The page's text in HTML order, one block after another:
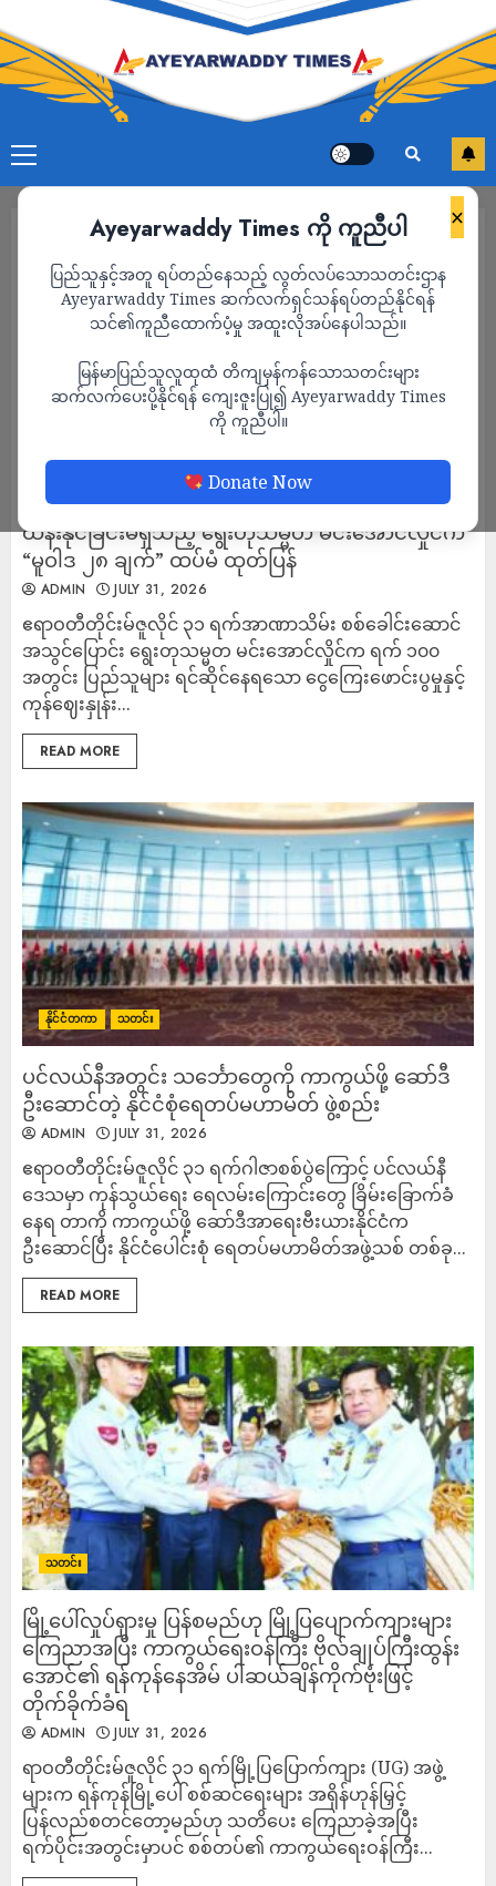
×
Ayeyarwaddy Times ကို ကူညီပါ
ပြည်သူနှင့်အတူ ရပ်တည်နေသည့် လွတ်လပ်သောသတင်းဌာန
Ayeyarwaddy Times ဆက်လက်ရှင်သန်ရပ်တည်နိုင်ရန်
သင်၏ကူညီထောက်ပံ့မှု အထူးလိုအပ်နေပါသည်။
မြန်မာပြည်သူလူထုထံ တိကျမှန်ကန်သောသတင်းများ
ဆက်လက်ပေးပို့နိုင်ရန် ကျေးဇူးပြု၍ Ayeyarwaddy Times
ကို ကူညီပါ။
Donate Now
ရက် ၁၀၀ အတွင်း ကုန်ဈေးနှုန်းပင် တည်ငြိမ်အောင်
ထိန်းနိုင်ခြင်းမရှိသည့် ရွေးတုသမ္မတ မင်းအောင်လှိုင်က
“မူဝါဒ ၂၈ ချက်” ထပ်မံ ထုတ်ပြန်
ADMIN JULY 31, 2026
ဧရာဝတီတိုင်းမ်ဇူလိုင် ၃၁ ရက်အာဏာသိမ်း စစ်ခေါင်းဆောင်
အသွင်ပြောင်း ရွေးတုသမ္မတ မင်းအောင်လှိုင်က ရက် ၁၀၀
အတွင်း ပြည်သူများ ရင်ဆိုင်နေရသော ငွေကြေးဖောင်းပွမှုနှင့်
ကုန်ဈေးနှုန်း...
READ MORE
နိုင်ငံတကာ သတင်း
ပင်လယ်နီအတွင်း သင်္ဘောတွေကို ကာကွယ်ဖို့ ဆော်ဒီ
ဦးဆောင်တဲ့ နိုင်ငံစုံရေတပ်မဟာမိတ် ဖွဲ့စည်း
ADMIN JULY 31, 2026
ဧရာဝတီတိုင်းမ်ဇူလိုင် ၃၁ ရက်ဂါဇာစစ်ပွဲကြောင့် ပင်လယ်နီ
ဒေသမှာ ကုန်သွယ်ရေး ရေလမ်းကြောင်းတွေ ခြိမ်းခြောက်ခံ
နေရ တာကို ကာကွယ်ဖို့ ဆော်ဒီအာရေးဗီးယားနိုင်ငံက
ဦးဆောင်ပြီး နိုင်ငံပေါင်းစုံ ရေတပ်မဟာမိတ်အဖွဲ့သစ် တစ်ခု...
READ MORE
သတင်း
မြို့ပေါ်လှုပ်ရှားမှု ပြန်စမည်ဟု မြို့ပြပျောက်ကျားများ
ကြေညာအပြီး ကာကွယ်ရေးဝန်ကြီး ဗိုလ်ချုပ်ကြီးထွန်း
အောင်၏ ရန်ကုန်နေအိမ် ပါဆယ်ချိန်ကိုက်ဗုံးဖြင့်
တိုက်ခိုက်ခံရ
ADMIN JULY 31, 2026
ရာဝတီတိုင်းမ်ဇူလိုင် ၃၁ ရက်မြို့ပြပြောက်ကျား (UG) အဖွဲ့
များက ရန်ကုန်မြို့ပေါ် စစ်ဆင်ရေးများ အရှိန်ဟုန်မြှင့်
ပြန်လည်စတင်တော့မည်ဟု သတိပေး ကြေညာခဲ့အပြီး
ရက်ပိုင်းအတွင်းမှာပင် စစ်တပ်၏ ကာကွယ်ရေးဝန်ကြီး...